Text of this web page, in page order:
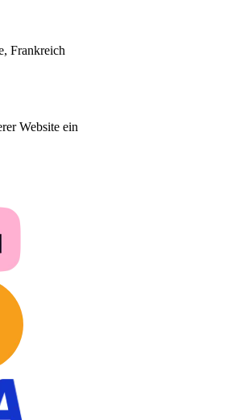
Frankreich
Website ein